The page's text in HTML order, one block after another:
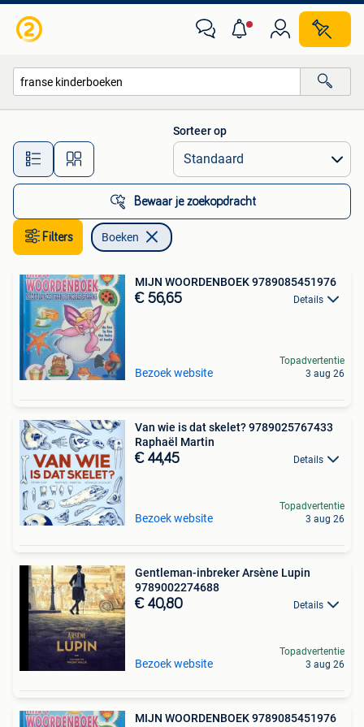
Alle afstanden…
Sorteer op
Bewaar je zoekopdracht
Filters Boeken
MIJN WOORDENBOEK 9789085451976
€ 56,65 Details
Bezoek website
Topadvertentie
3 aug 26
Van wie is dat skelet? 9789025767433
Raphaël Martin
€ 44,45 Details
Bezoek website
Topadvertentie
3 aug 26
Gentleman-inbreker Arsène Lupin
9789002274688
€ 40,80 Details
Bezoek website
Topadvertentie
3 aug 26
MIJN WOORDENBOEK 9789085451976